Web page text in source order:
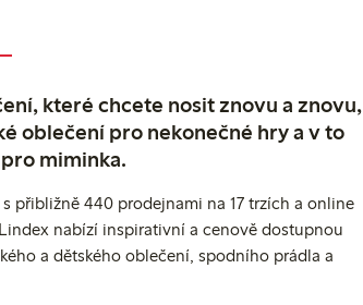
které chcete nosit znovu a znovu,
oblečení pro nekonečné hry a v to
miminka.
přibližně 440 prodejnami na 17 trzích a online
nabízí inspirativní a cenově dostupnou
a dětského oblečení, spodního prádla a